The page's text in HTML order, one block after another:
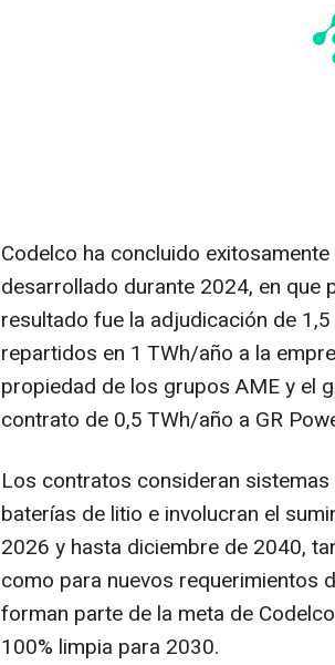
Codelco ha concluido
desarrollado durante 2024, en que
resultado fue la adjudicación de
repartidos en 1 TWh/año a la
propiedad de los grupos AME y el
contrato de 0,5 TWh/año a GR
Los contratos consideran
baterías de litio e involucran el
2026 y hasta diciembre de 2040,
como para nuevos requerimientos
forman parte de la meta de
100% limpia para 2030.